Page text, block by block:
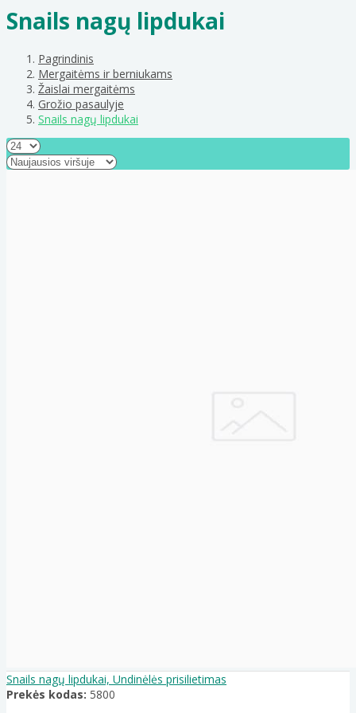
Snails nagų lipdukai
Pagrindinis
Mergaitėms ir berniukams
Žaislai mergaitėms
Grožio pasaulyje
Snails nagų lipdukai
Snails nagų lipdukai, Undinėlės prisilietimas
Prekės kodas: 5800